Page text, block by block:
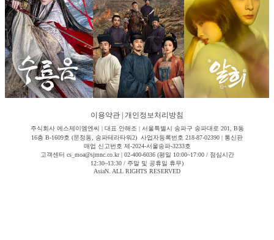
이용약관 개인정보처리방침
주식회사 에스제이엠엔씨 | 대표 안해조 | 서울특별시 송파구 송파대로 201, B동
16층 B-1609호 (문정동, 송파테라타워2) 사업자등록번호 218-87-02390 | 통신판
매업 신고번호 제-2024-서울송파-3233호
고객센터 cs_moa@sjmnc.co.kr | 02-400-6036 (평일 10:00~17:00 / 점심시간
12:30~13:30 / 주말 및 공휴일 휴무)
AsiaN. ALL RIGHTS RESERVED